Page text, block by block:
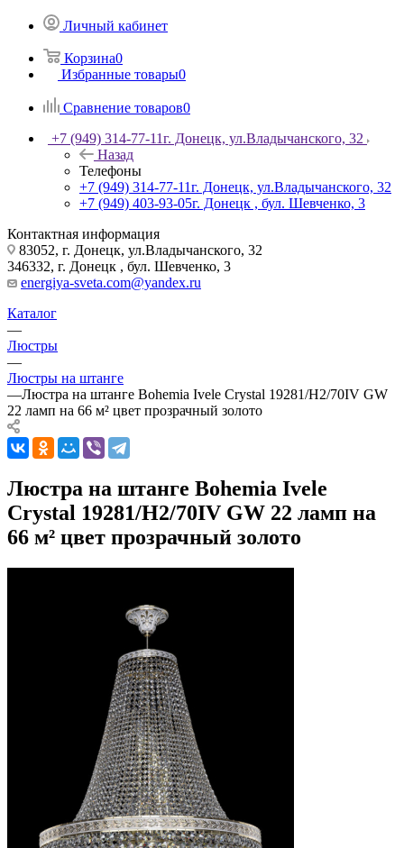
Личный кабинет
Корзина0
Избранные товары0
Сравнение товаров0
+7 (949) 314-77-11г. Донецк, ул.Владычанского, 32
Назад
Телефоны
+7 (949) 314-77-11г. Донецк, ул.Владычанского, 32
+7 (949) 403-93-05г. Донецк , бул. Шевченко, 3
Контактная информация
83052, г. Донецк, ул.Владычанского, 32
346332, г. Донецк , бул. Шевченко, 3
energiya-sveta.com@yandex.ru
Каталог
—
Люстры
—
Люстры на штанге
—Люстра на штанге Bohemia Ivele Crystal 19281/H2/70IV GW
22 ламп на 66 м² цвет прозрачный золото
Люстра на штанге Bohemia Ivele
Crystal 19281/H2/70IV GW 22 ламп на
66 м² цвет прозрачный золото